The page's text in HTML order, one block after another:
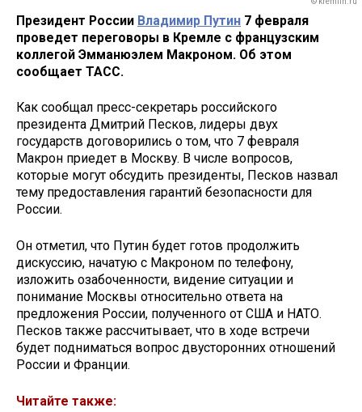
Президент России Владимир Путин 7 февраля
проведет переговоры в Кремле с французским
коллегой Эмманюэлем Макроном. Об этом
сообщает ТАСС.
Как сообщал пресс-секретарь российского
президента Дмитрий Песков, лидеры двух
государств договорились о том, что 7 февраля
Макрон приедет в Москву. В числе вопросов,
которые могут обсудить президенты, Песков назвал
тему предоставления гарантий безопасности для
России.
Он отметил, что Путин будет готов продолжить
дискуссию, начатую с Макроном по телефону,
изложить озабоченности, видение ситуации и
понимание Москвы относительно ответа на
предложения России, полученного от США и НАТО.
Песков также рассчитывает, что в ходе встречи
будет подниматься вопрос двусторонних отношений
России и Франции.
Читайте также: